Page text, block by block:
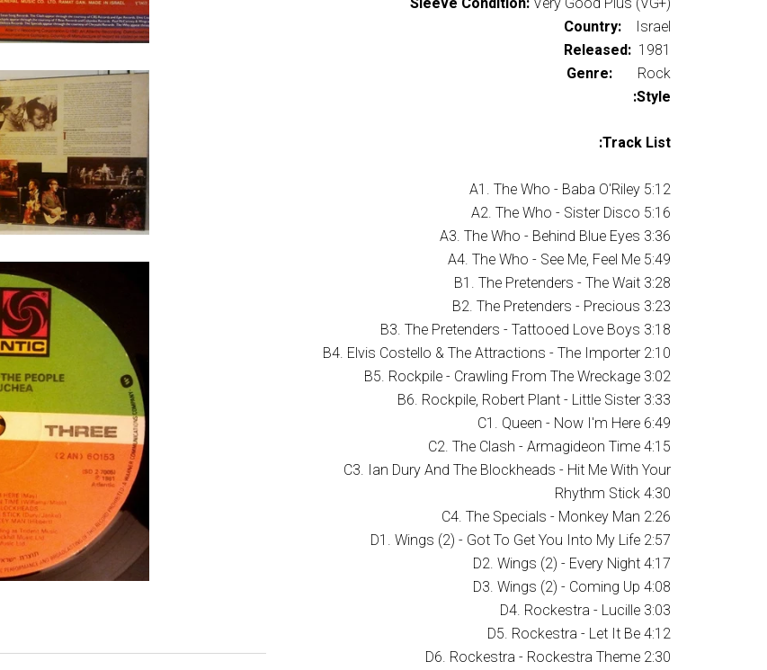
Country: Israel
Released: 1981
Genre: Rock
Style:
Track List:
A1. The Who - Baba O'Riley 5:12
A2. The Who - Sister Disco 5:16
A3. The Who - Behind Blue Eyes 3:36
A4. The Who - See Me, Feel Me 5:49
B1. The Pretenders - The Wait 3:28
B2. The Pretenders - Precious 3:23
B3. The Pretenders - Tattooed Love Boys 3:18
B4. Elvis Costello & The Attractions - The Importer 2:10
B5. Rockpile - Crawling From The Wreckage 3:02
B6. Rockpile, Robert Plant - Little Sister 3:33
C1. Queen - Now I'm Here 6:49
C2. The Clash - Armagideon Time 4:15
C3. Ian Dury And The Blockheads - Hit Me With Your
Rhythm Stick 4:30
C4. The Specials - Monkey Man 2:26
D1. Wings (2) - Got To Get You Into My Life 2:57
D2. Wings (2) - Every Night 4:17
D3. Wings (2) - Coming Up 4:08
D4. Rockestra - Lucille 3:03
D5. Rockestra - Let It Be 4:12
D6. Rockestra - Rockestra Theme 2:30